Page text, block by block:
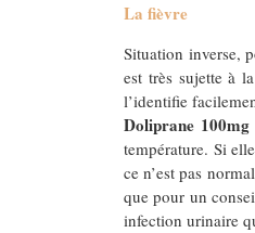
La fièvre
Situation inverse,
est très sujette à
l’identifie
Doliprane 100mg
température. Si
ce n’est pas
que pour un
infection urinaire